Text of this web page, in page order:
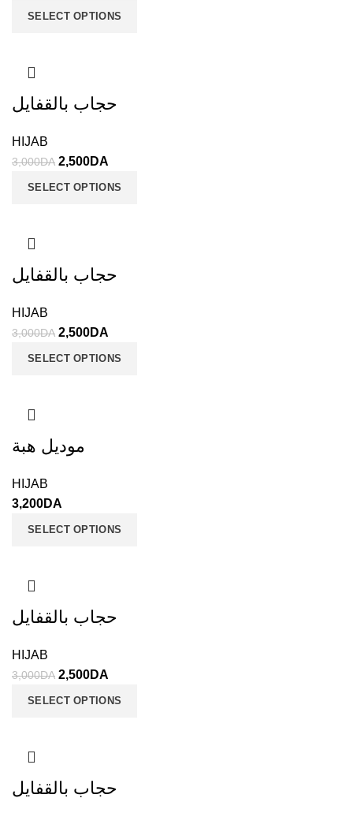
SELECT OPTIONS
حجاب بالقفايل
HIJAB
3,000DA 2,500DA
SELECT OPTIONS
حجاب بالقفايل
HIJAB
3,000DA 2,500DA
SELECT OPTIONS
موديل هبة
HIJAB
3,200DA
SELECT OPTIONS
حجاب بالقفايل
HIJAB
3,000DA 2,500DA
SELECT OPTIONS
حجاب بالقفايل